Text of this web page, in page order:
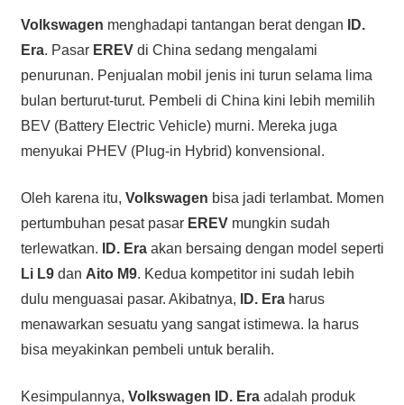
Volkswagen menghadapi tantangan berat dengan
ID.
Era. Pasar EREVdi China sedang mengalami
penurunan. Penjualan mobil jenis ini turun selama lima
bulan berturut-turut. Pembeli di China kini lebih memilih
BEV (Battery Electric Vehicle) murni. Mereka juga
menyukai PHEV (Plug-in Hybrid) konvensional.
Oleh karena itu, Volkswagen bisa jadi terlambat. Momen
pertumbuhan pesat pasar EREVmungkin sudah
terlewatkan.
ID. Eraakan bersaing dengan model seperti
Li L9dan Aito M9. Kedua kompetitor ini sudah lebih
dulu menguasai pasar. Akibatnya,
ID. Eraharus
menawarkan sesuatu yang sangat istimewa. Ia harus
bisa meyakinkan pembeli untuk beralih.
Kesimpulannya, Volkswagen ID. Eraadalah produk